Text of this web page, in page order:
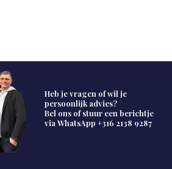
Heb je vragen of wil je
persoonlijk advies?
Bel ons of stuur een berichtje
via WhatsApp +316 2138 9287